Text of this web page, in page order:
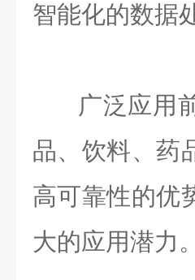
智能化的数据
广泛应用
品、饮料、药
高可靠性的优
大的应用潜力。